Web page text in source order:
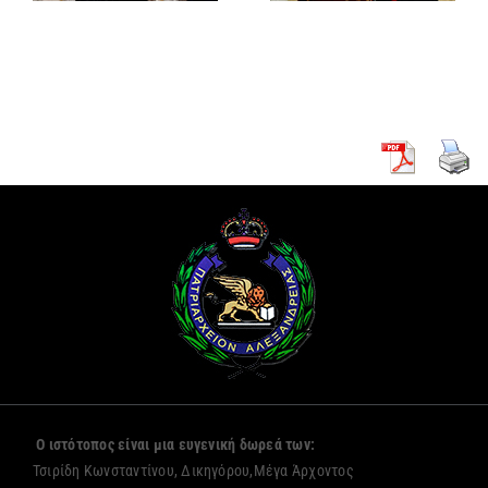
Ο ιστότοπος είναι μια ευγενική δωρεά των:
Τσιρίδη Κωνσταντίνου, Δικηγόρου,Μέγα Άρχοντος